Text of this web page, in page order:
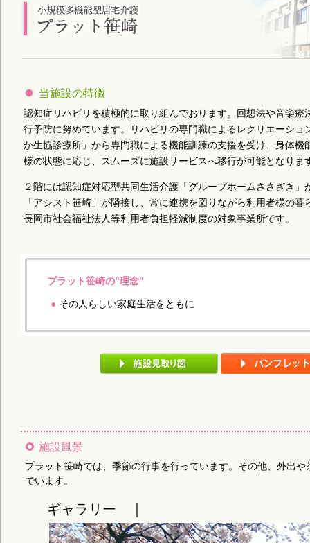
当施設の特徴
認知症リハビリを積極的に取り組んでおります。回想法や音楽療
行予防に努めています。リハビリの専門職によるレクリエーショ
か生協診療所」から専門職による機能訓練の支援を受け、身体機
様の状態に応じ、スムーズに施設サービスへ移行が可能となりま
２階には認知症対応型共同生活介護「グループホームささざき
「アシスト笹崎」が隣接し、常に連携を図りながら利用者様の
長岡市社会福祉法人等利用者負担軽減制度の対象事業所です。
プラット笹崎の"理念"
● その人らしい家庭生活をともに
施設風景
プラット笹崎では、季節の行事を行っています。その他、外出
でいます。
ギャラリー ｜